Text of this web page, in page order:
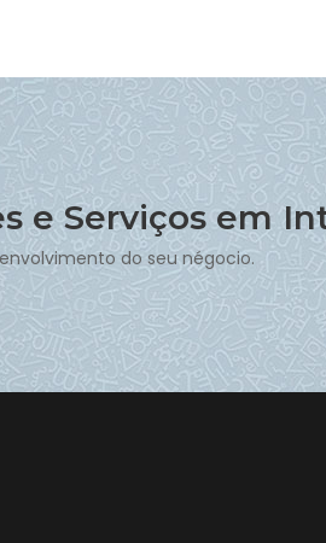
e Serviços em
do seu négocio.